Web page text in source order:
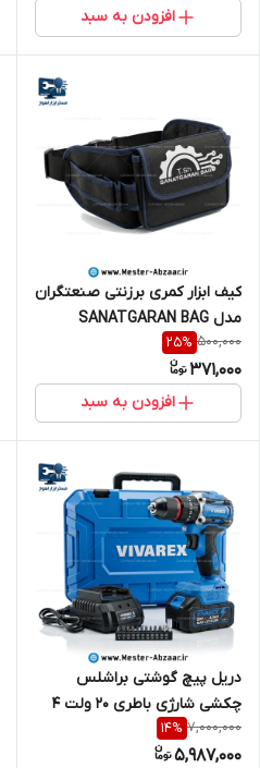
افزودن به سبد
کیف ابزار کمری برزنتی صنعتگران
مدل SANATGARAN BAG
500,000
25%
371,000
افزودن به سبد
دریل پیچ گوشتی براشلس
چکشی شارژی باطری 20 ولت 4
آمپر ویوارکس باتری بزرگ با
7,000,000
14%
5,987,000